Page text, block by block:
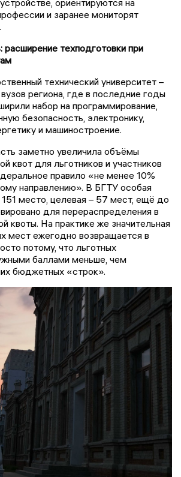
и заранее мониторят
расширение техподготовки при
технический университет –
региона, где в последние годы
набор на программирование,
безопасность, электронику,
и машиностроение.
заметно увеличила объёмы
квот для льготников и участников
правило «не менее 10%
направлению». В БГТУ особая
151 место, целевая – 57 мест, ещё до
для перераспределения в
квоты. На практике же значительная
мест ежегодно возвращается в
потому, что льготных
баллами меньше, чем
бюджетных «строк».